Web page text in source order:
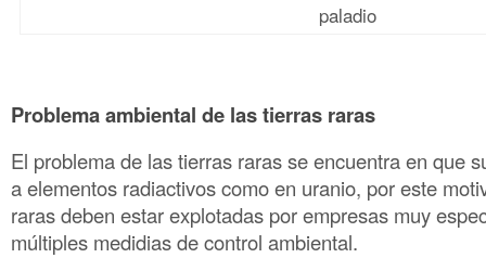
paladio
Problema ambiental de las tierras raras
El problema de las tierras raras se encuentra en que
a elementos radiactivos como en uranio, por este
raras deben estar explotadas por empresas muy
múltiples medidias de control ambiental.